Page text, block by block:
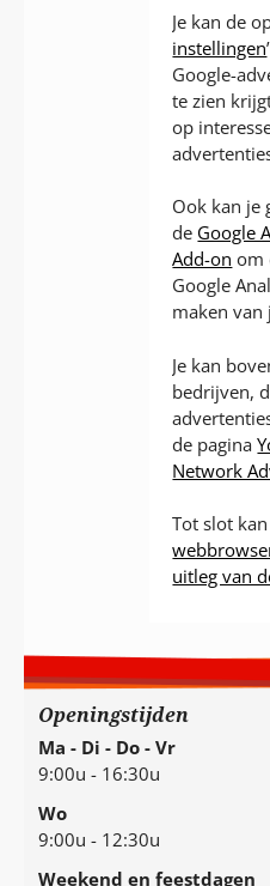
Je kan de
instellingen
Google-
te zien
op
Ook kan je
de Google
Add-on om
Google
maken van
Je kan
bedrijven,
de pagina
Network
Tot slot
uitleg van
Openingstijden
Ma - Di - Do - Vr
9:00u - 16:30u
Wo
9:00u - 12:30u
Weekend en feestdagen